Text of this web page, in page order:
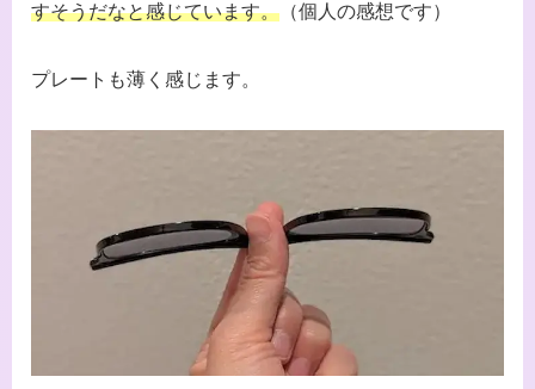
すそうだなと感じています。 （個人の感想です）
プレートも薄く感じます。